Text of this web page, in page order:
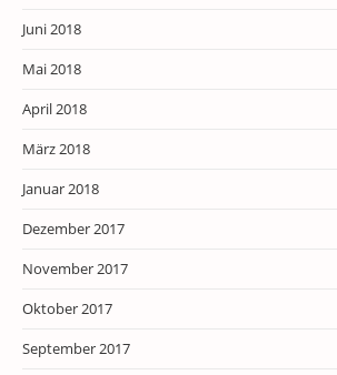
Juni 2018
Mai 2018
April 2018
März 2018
Januar 2018
Dezember 2017
November 2017
Oktober 2017
September 2017